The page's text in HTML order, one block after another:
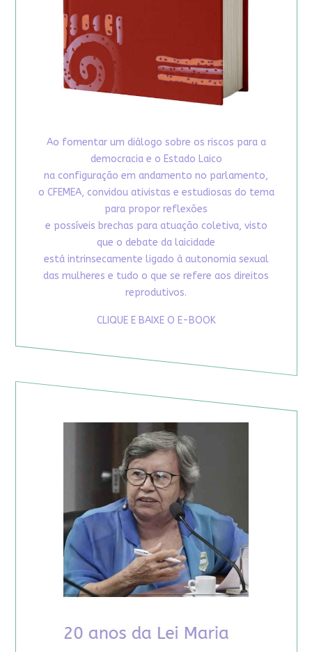
Ao fomentar um diálogo sobre os riscos para a
democracia e o Estado Laico
na configuração em andamento no parlamento,
o CFEMEA, convidou ativistas e estudiosas do tema
para propor reflexões
e possíveis brechas para atuação coletiva, visto
que o debate da laicidade
está intrinsecamente ligado à autonomia sexual
das mulheres e tudo o que se refere aos direitos
reprodutivos.
CLIQUE E BAIXE O E-BOOK